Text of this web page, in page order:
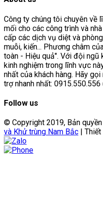
Công ty chúng tôi chuyên về
mối cho các công trình và
cấp các dịch vụ diệt và
muỗi, kiến... Phương châm
toàn - Hiệu quả". Với đội ngũ
kinh nghiệm trong lĩnh vực
nhất của khách hàng. Hãy
trợ nhanh nhất: 0915.550.556
Follow us
© Copyright 2019, Bản
và Khử trùng Nam Bắc |